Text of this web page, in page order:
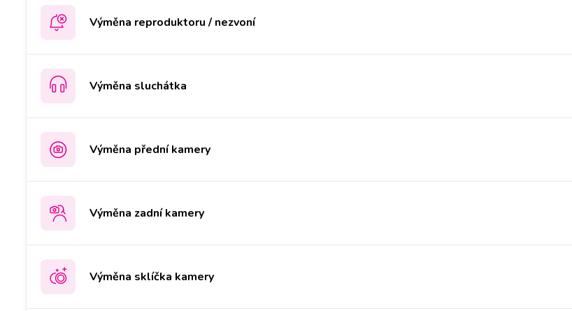
Výměna reproduktoru / nezvoní
Výměna sluchátka
Výměna přední kamery
Výměna zadní kamery
Výměna sklíčka kamery